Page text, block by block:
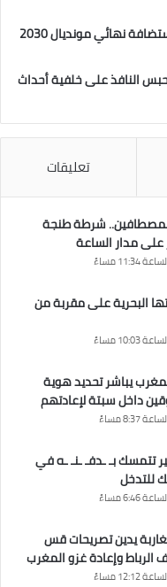
نهائي مونديال 2030
النافذ على خلفية أحداث
تعليقات
للمصطافين.. شرطة طنجة
على مدار الساعة
البحرية على مقربة من
يباشر تحديد هوية
داخل سبتة لإعادتهم
تتمسك بـ ـدفـ ـنـ ـه في
للتدخل
يدين تصريحات قس
وإعادة غزو المغرب